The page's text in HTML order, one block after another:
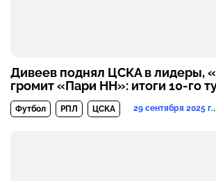
Дивеев поднял ЦСКА в лидеры,
громит «Пари НН»: итоги 10-го
Футбол РПЛ ЦСКА 29 сентября 2025